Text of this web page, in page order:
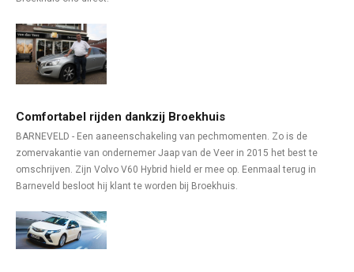
Comfortabel rijden dankzij Broekhuis
BARNEVELD - Een aaneenschakeling van pechmomenten. Zo is de
zomervakantie van ondernemer Jaap van de Veer in 2015 het best te
omschrijven. Zijn Volvo V60 Hybrid hield er mee op. Eenmaal terug in
Barneveld besloot hij klant te worden bij Broekhuis.